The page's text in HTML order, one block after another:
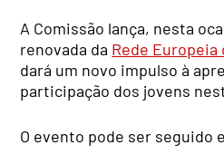
A Comissão lança, nesta
renovada da Rede Europeia
dará um novo impulso à
participação dos jovens
O evento pode ser seguido